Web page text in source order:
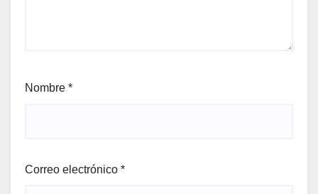
Nombre *
Correo electrónico *